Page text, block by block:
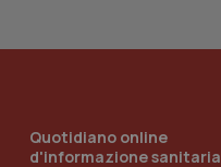
Quotidiano online
d'informazione sanitaria